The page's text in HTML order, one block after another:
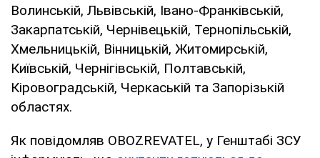
Волинській, Львівській, Івано-Франківській,
Закарпатській, Чернівецькій, Тернопільській,
Хмельницькій, Вінницькій, Житомирській,
Київській, Чернігівській, Полтавській,
Кіровоградській, Черкаській та Запорізькій
областях.
Як повідомляв OBOZREVATEL, у Генштабі ЗСУ